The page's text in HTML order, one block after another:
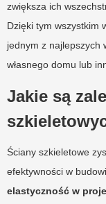
zwiększa ich
Dzięki tym wszystkim
jednym z najlepszych
własnego domu lub
Jakie są
Ściany szkieletowe
efektywności w
elastyczność w